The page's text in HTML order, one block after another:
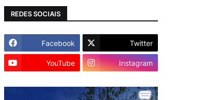
REDES SOCIAIS
Facebook Twitter
YouTube Instagram